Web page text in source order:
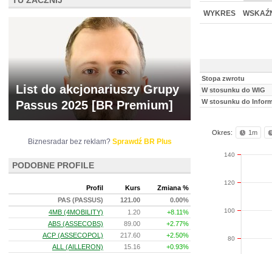
BR LAB
WYKRES
Stopa zwrotu
W stosunku do WIG
W stosunku do
Okres: 1m
80
100
120
140
List do akcjonariuszy Grupy
Passus 2025 [BR Premium]
Biznesradar bez reklam? Sprawdź BR Plus
PODOBNE PROFILE
Profil Kurs
Zmiana %
PAS (PASSUS)
121.00
0.00%
4MB (4MOBILITY)
1.20
+8.11%
ABS (ASSECOBS)
89.00
+2.77%
ACP (ASSECOPOL)
217.60
+2.50%
ALL (AILLERON)
15.16
+0.93%